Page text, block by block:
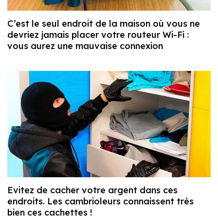
C’est le seul endroit de la maison où vous ne
devriez jamais placer votre routeur Wi-Fi :
vous aurez une mauvaise connexion
Evitez de cacher votre argent dans ces
endroits. Les cambrioleurs connaissent très
bien ces cachettes !